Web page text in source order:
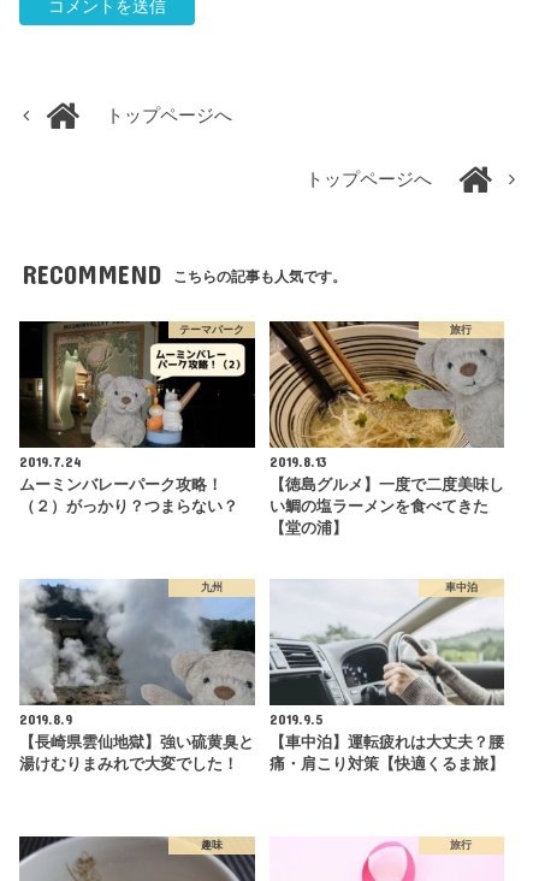
トップページへ
トップページへ
RECOMMEND こちらの記事も人気です。
テーマパーク
2019.7.24
ムーミンバレーパーク攻略！
（２）がっかり？つまらない？
旅行
2019.8.13
【徳島グルメ】一度で二度美味し
い鯛の塩ラーメンを食べてきた
【堂の浦】
九州
2019.8.9
【長崎県雲仙地獄】強い硫黄臭と
湯けむりまみれで大変でした！
車中泊
2019.9.5
【車中泊】運転疲れは大丈夫？腰
痛・肩こり対策【快適くるま旅】
趣味 旅行